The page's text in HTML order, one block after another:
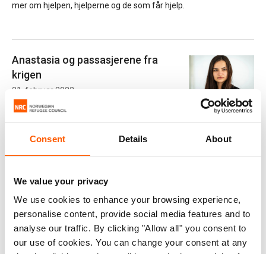
Consent Details About
We value your privacy
We use cookies to enhance your browsing experience,
personalise content, provide social media features and to
analyse our traffic. By clicking "Allow all" you consent to
our use of cookies. You can change your consent at any
mer om hjelpen, hjelperne og de som får hjelp.
Anastasia og passasjerene fra
krigen
21. februar 2023
– Når flyktningene omsider kan slappe av, kommer
krigsminnene. Da kan det hjelpe å fortelle om det som har
skjedd, sier psykoterapeut Anastasia, som jobber for
organisasjonen Nagle Sami på Flyktninghjelpens transittsenter i
- En dag skal vi hjem
15. november 2022
En ti-etasjers boligblokk i Warszawa. Fasaden
er grå, men ved et av vinduene har vinden tatt